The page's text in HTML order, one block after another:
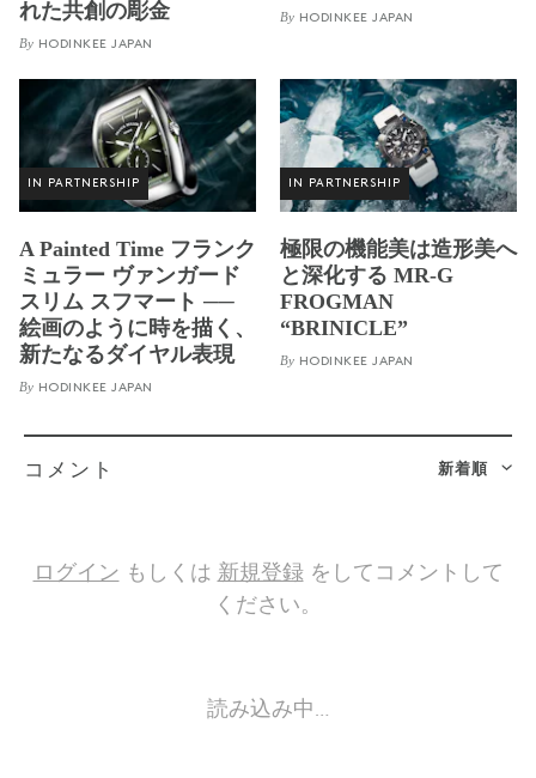
れた共創の彫金
By HODINKEE JAPAN
By HODINKEE JAPAN
IN PARTNERSHIP
A Painted Time フランク
ミュラー ヴァンガード
スリム スフマート ──
絵画のように時を描く、
新たなるダイヤル表現
By HODINKEE JAPAN
IN PARTNERSHIP
極限の機能美は造形美へ
と深化する MR-G
FROGMAN
“BRINICLE”
By HODINKEE JAPAN
新着順
コメント
ログイン もしくは 新規登録をしてコメントして
ください。
読み込み中…